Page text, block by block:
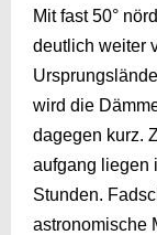
Mit fast 50°
deutlich weiter
wird die
dagegen kurz.
aufgang liegen
Stunden.
astronomische